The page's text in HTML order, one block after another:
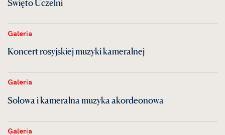
Święto Uczelni
Galeria
Koncert rosyjskiej muzyki kameralnej
Galeria
Solowa i kameralna muzyka akordeonowa
Galeria